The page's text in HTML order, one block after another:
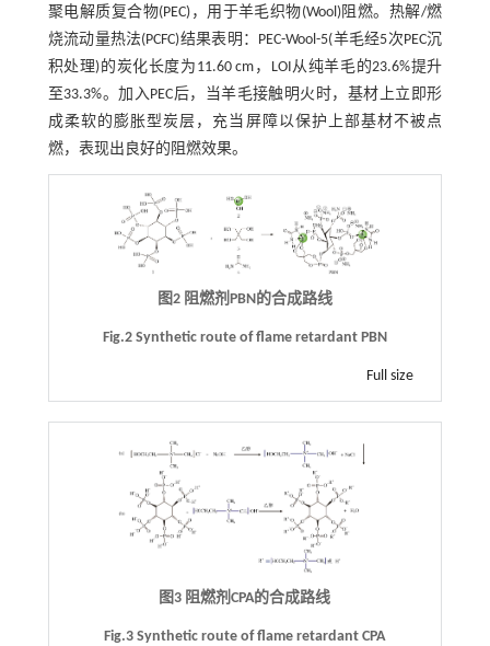
聚电解质复合物(PEC)，用于羊毛织物(Wool)阻燃。热解/燃
烧流动量热法(PCFC)结果表明：PEC-Wool-5(羊毛经5次PEC沉
积处理)的炭化长度为11.60 cm，LOI从纯羊毛的23.6%提升
至33.3%。加入PEC后，当羊毛接触明火时，基材上立即形
成柔软的膨胀型炭层，充当屏障以保护上部基材不被点
燃，表现出良好的阻燃效果。
图2 阻燃剂PBN的合成路线
Fig.2 Synthetic route of flame retardant PBN
Full size
图3 阻燃剂CPA的合成路线
Fig.3 Synthetic route of flame retardant CPA